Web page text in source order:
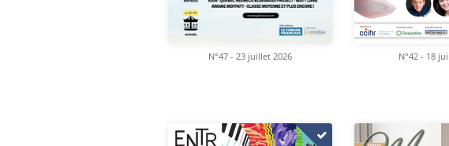
N°47 - 23 juillet 2026 N°42 - 18